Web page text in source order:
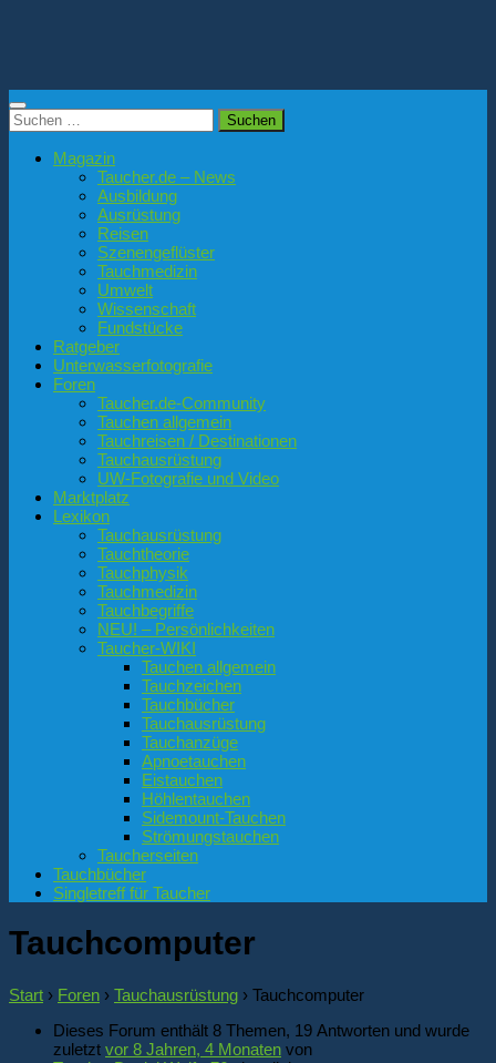
Suchen
nach:
Magazin
Taucher.de – News
Ausbildung
Ausrüstung
Reisen
Szenengeflüster
Tauchmedizin
Umwelt
Wissenschaft
Fundstücke
Ratgeber
Unterwasserfotografie
Foren
Taucher.de-Community
Tauchen allgemein
Tauchreisen / Destinationen
Tauchausrüstung
UW-Fotografie und Video
Marktplatz
Lexikon
Tauchausrüstung
Tauchtheorie
Tauchphysik
Tauchmedizin
Tauchbegriffe
NEU! – Persönlichkeiten
Taucher-WIKI
Tauchen allgemein
Tauchzeichen
Tauchbücher
Tauchausrüstung
Tauchanzüge
Apnoetauchen
Eistauchen
Höhlentauchen
Sidemount-Tauchen
Strömungstauchen
Taucherseiten
Tauchbücher
Singletreff für Taucher
Tauchcomputer
Start › Foren › Tauchausrüstung › Tauchcomputer
Dieses Forum enthält 8 Themen, 19 Antworten und wurde
zuletzt vor 8 Jahren, 4 Monaten von